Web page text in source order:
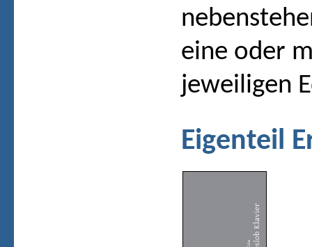
eine oder
jeweiligen
Eigenteil